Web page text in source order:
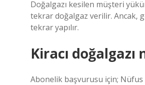
Doğalgazı kesilen müşteri
tekrar doğalgaz verilir. Ancak,
tekrar yapılır.
Kiracı doğalgazı
Abonelik başvurusu için; Nüfus